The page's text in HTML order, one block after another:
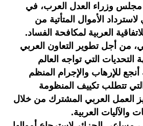
مجلس وزراء العدل العرب، في
الأموال المتأتية من
العربية لمكافحة الفساد.
من أجل تطوير التعاون العربي
التحديات التي تواجه العالم
للإرهاب والإجرام المنظم
تتطلب تكييف المنظومة
العمل العربي المشترك من خلال
والآليات العربية.